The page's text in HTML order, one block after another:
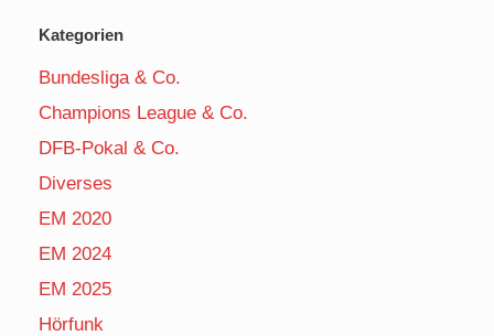
Kategorien
Bundesliga & Co.
Champions League & Co.
DFB-Pokal & Co.
Diverses
EM 2020
EM 2024
EM 2025
Hörfunk